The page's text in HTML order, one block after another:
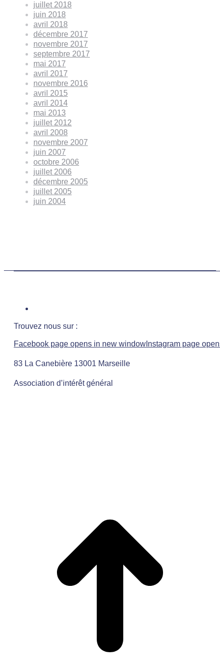
juillet 2018
juin 2018
avril 2018
décembre 2017
novembre 2017
septembre 2017
mai 2017
avril 2017
novembre 2016
avril 2015
avril 2014
mai 2013
juillet 2012
avril 2008
novembre 2007
juin 2007
octobre 2006
juillet 2006
décembre 2005
juillet 2005
juin 2004
Trouvez nous sur :
Facebook page opens in new window Instagram page
83 La Canebière 13001 Marseille
Association d’intérêt général